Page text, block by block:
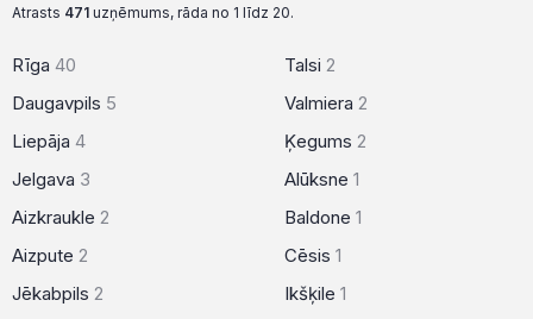
Atrasts 471 uzņēmums, rāda no 1 līdz 20.
Rīga 40
Daugavpils 5
Liepāja 4
Jelgava 3
Aizkraukle 2
Aizpute 2
Jēkabpils 2
Talsi 2
Valmiera 2
Ķegums 2
Alūksne 1
Baldone 1
Cēsis 1
Ikšķile 1